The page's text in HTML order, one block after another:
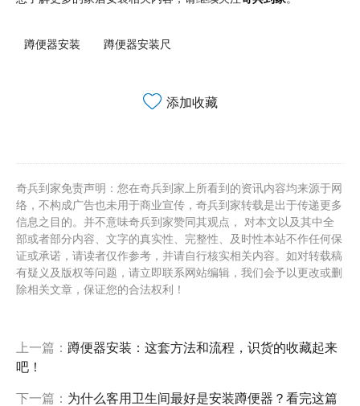
蹲便器安装 蹲便器安装尺
添加收藏
奇兵到家免责声明：您在奇兵到家上所看到的资讯内容均来源于网
络，不构成广告也未用于商业宣传，奇兵到家转载是出于传递更多
信息之目的。并不意味奇兵到家赞同其观点， 对本文以及其中全
部或者部分内容、文字的真实性、完整性、及时性本站不作任何保
证或承诺，请读者仅作参考，并请自行核实相关内容。如对转载稿
有疑义及版权等问题，请立即联系网站编辑，我们会予以更改或删
除相关文章，保证您的合法权利！
上一篇： 蹲便器安装：这套方法和流程，识货的收藏起来
吧！
下一篇： 为什么客用卫生间最好是安装蹲便器？看完这篇